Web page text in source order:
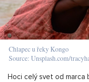
Chlapec u řeky Kongo
Source: Unsplash.com/
Hoci celý svet od marca